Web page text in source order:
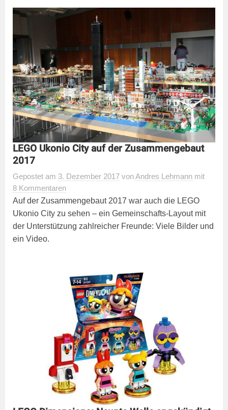
LEGO Ukonio City auf der Zusammengebaut
2017
Gepostet am 3. Dezember 2017 vonAndres Lehmann mit
8 Kommentaren
Auf der Zusammengebaut 2017 war auch die LEGO
Ukonio City zu sehen – ein Gemeinschafts-Layout mit
der Unterstützung zahlreicher Freunde: Viele Bilder und
ein Video.